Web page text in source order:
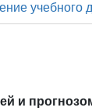
учебного
и